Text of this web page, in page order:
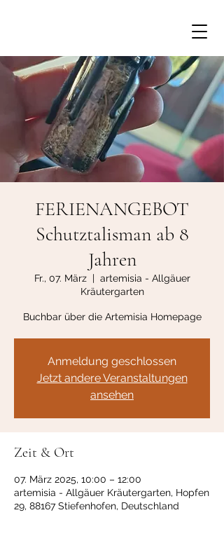
FERIENANGEBOT
Schutztalisman ab 8
Jahren
Fr., 07. März
  |
artemisia - Allgäuer
Kräutergarten
Buchbar über die Artemisia Homepage
Anmeldung geschlossen
Jetzt andere Veranstaltungen
ansehen
Zeit & Ort
07. März 2025, 10:00 – 12:00
artemisia - Allgäuer Kräutergarten, Hopfen
29, 88167 Stiefenhofen, Deutschland